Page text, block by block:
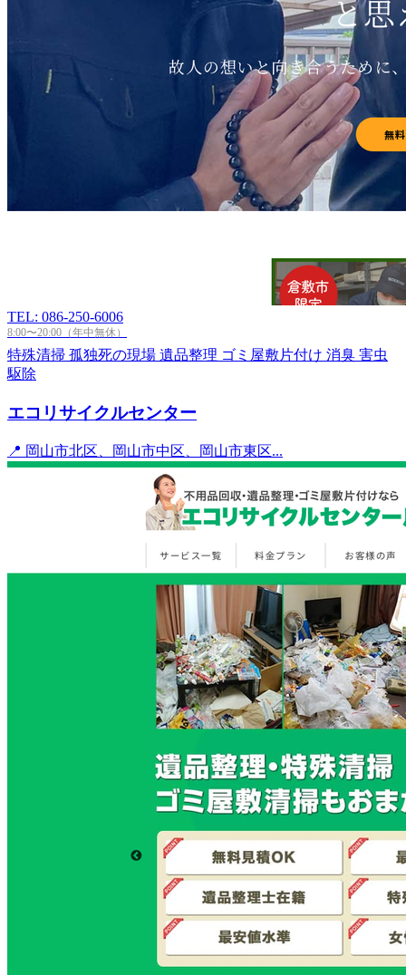
TEL: 086-250-6006
8:00〜20:00（年中無休）
特殊清掃 孤独死の現場 遺品整理 ゴミ屋敷片付け 消臭 害虫
駆除
エコリサイクルセンター
📍 岡山市北区、岡山市中区、岡山市東区...